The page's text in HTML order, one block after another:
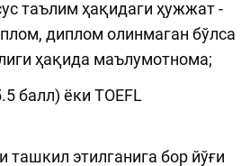
таълим ҳақидаги ҳужжат -
диплом олинмаган бўлса
ҳақида маълумотнома;
балл) ёки TOEFL
ташкил этилганига бор йўғи